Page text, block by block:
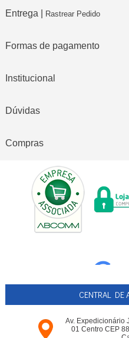
Entrega | Rastrear Pedido
Formas de pagamento
Institucional
Dúvidas
Compras
CENTRAL DE
Av. Expedicionário
01 Centro CEP